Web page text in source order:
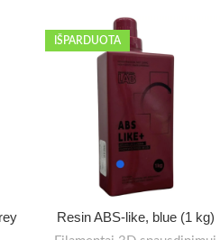
IŠPARDUOTA
Resin ABS-like, blue (1 kg)